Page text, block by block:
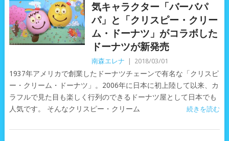
気キャラクター「バーバパ
パ」と「クリスピー・クリー
ム・ドーナツ」がコラボした
ドーナツが新発売
南森エレナ 2018/03/01
1937年アメリカで創業したドーナツチェーンで有名な「クリスピ
ー・クリーム・ドーナツ」。2006年に日本に初上陸して以来、カ
ラフルで見た目も楽しく行列のできるドーナツ屋として日本でも
人気です。 そんなクリスピー・クリーム
続きを読む